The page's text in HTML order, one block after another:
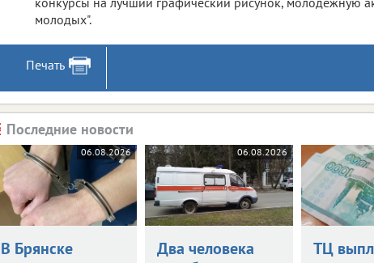
молодых".
Печать
Последние новости
06.08.2026
В Брянске
06.08.2026
Два человека
ТЦ